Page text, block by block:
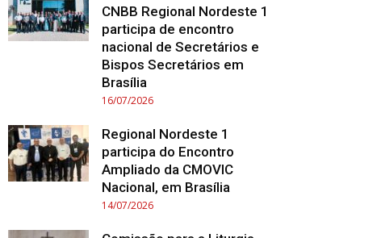
CNBB Regional Nordeste 1
participa de encontro
nacional de Secretários e
Bispos Secretários em
Brasília
16/07/2026
Regional Nordeste 1
participa do Encontro
Ampliado da CMOVIC
Nacional, em Brasília
14/07/2026